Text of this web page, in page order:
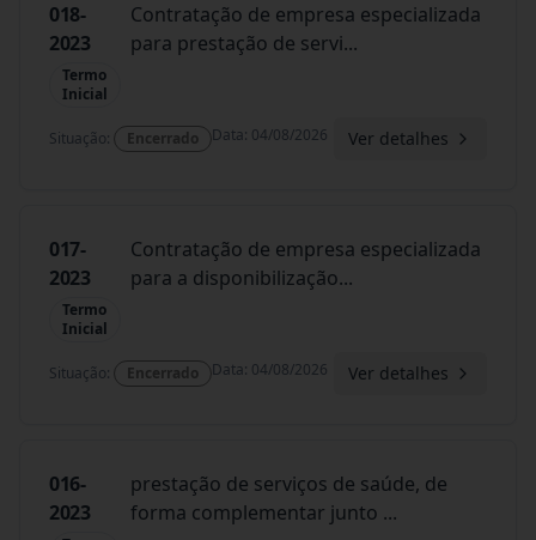
018-
2023
Termo
Inicial
Contratação de empresa especializada
para prestação de servi...
Situação: Encerrado Data: 04/08/2026 Ver detalhes
017-
2023
Termo
Inicial
Contratação de empresa especializada
para a disponibilização...
Situação: Encerrado Data: 04/08/2026 Ver detalhes
016-
2023
prestação de serviços de saúde, de
forma complementar junto ...